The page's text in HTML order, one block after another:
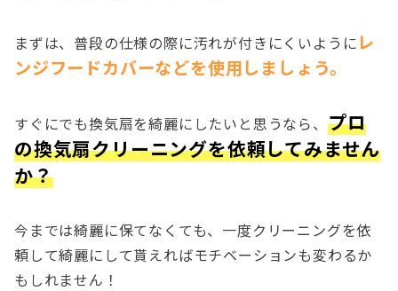
まずは、普段の仕様の際に汚れが付きにくいように レ
ンジフードカバーなどを使用しましょう。
すぐにでも換気扇を綺麗にしたいと思うなら、 プロ
の換気扇クリーニングを依頼してみません
か？
今までは綺麗に保てなくても、一度クリーニングを依
頼して綺麗にして貰えればモチベーションも変わるか
もしれません！